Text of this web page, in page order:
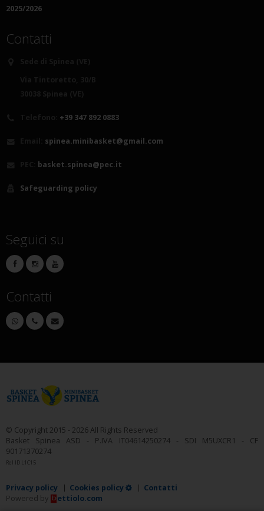
2025/2026
Contatti
+39 347 892 0883
spinea.minibasket@gmail.com
basket.spinea@pec.it
Safeguarding policy
Seguici su
Contatti
© Copyright 2015 - 2026 All Rights Reserved
Basket Spinea ASD - P.IVA IT04614250274 - SDI M5UXCR1 - CF
90171370274
Rel ID L1C15
Privacy policy Cookies policy
Contatti
Powered by
ettiolo.com